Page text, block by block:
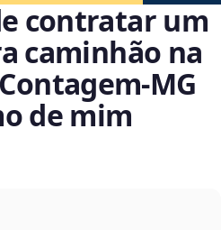
contratar um
caminhão na
de mim